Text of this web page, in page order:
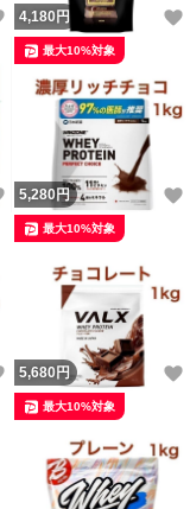
いいね！
4,180 円
いいね！
5,280円
最大10%対象
いいね！
5,680 円
最大10%対象
最大10%対象